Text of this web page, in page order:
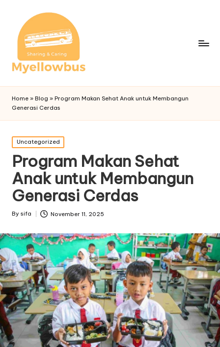
Home » Blog » Program Makan Sehat Anak untuk Membangun
Generasi Cerdas
Posted
in
Uncategorized
Program Makan Sehat
Anak untuk Membangun
Generasi Cerdas
Posted
By sifa November 11, 2025